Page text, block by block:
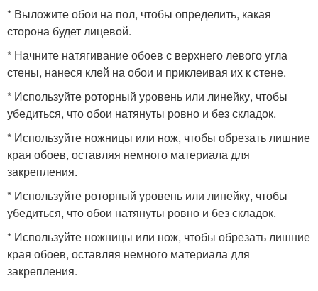
* Выложите обои на пол, чтобы определить, какая
сторона будет лицевой.
* Начните натягивание обоев с верхнего левого угла
стены, нанеся клей на обои и приклеивая их к стене.
* Используйте роторный уровень или линейку, чтобы
убедиться, что обои натянуты ровно и без складок.
* Используйте ножницы или нож, чтобы обрезать лишние
края обоев, оставляя немного материала для
закрепления.
* Используйте роторный уровень или линейку, чтобы
убедиться, что обои натянуты ровно и без складок.
* Используйте ножницы или нож, чтобы обрезать лишние
края обоев, оставляя немного материала для
закрепления.